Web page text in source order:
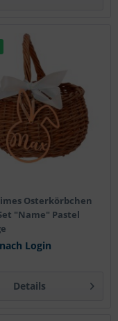
Osterkörbchen
"Name" Pastel
Login
Details